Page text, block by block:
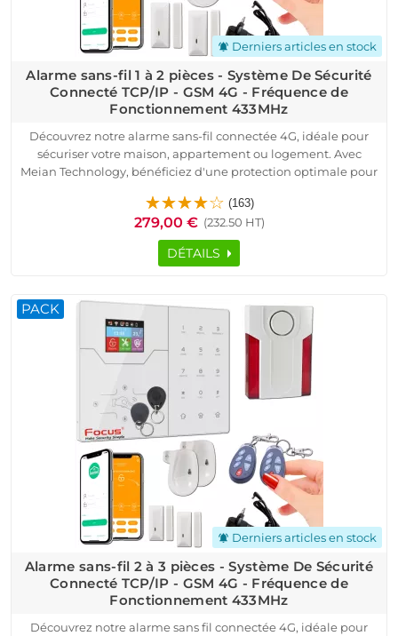
notifications_active Derniers articles en stock
Alarme sans-fil 1 à 2 pièces - Système De Sécurité
Connecté TCP/IP - GSM 4G - Fréquence de
Fonctionnement 433MHz
Découvrez notre alarme sans-fil connectée 4G, idéale pour
sécuriser votre maison, appartement ou logement. Avec
Meian Technology, bénéficiez d'une protection optimale pour
fréquence 433MHz et est compatible avec toutes les box
internet, y compris la fibre.
Le pack inclut une centrale HA-VGT, des détecteurs
d'ouverture, un détecteur de mouvement, une sirène
Contrôlez votre alarme connectée via l'application
iOS/Android et recevez des notifications en temps réel.
Sécurisez dès maintenant votre domicile avec notre alarme
sans-fil connectée 4G et profitez de la qualité professionnelle
à prix compétitif.
(163)
279,00 € (232.50 HT)
DÉTAILS
notifications_active Derniers articles en stock
PACK
Alarme sans-fil 2 à 3 pièces - Système De Sécurité
Connecté TCP/IP - GSM 4G - Fréquence de
Fonctionnement 433MHz
Découvrez notre alarme sans fil connectée 4G, idéale pour